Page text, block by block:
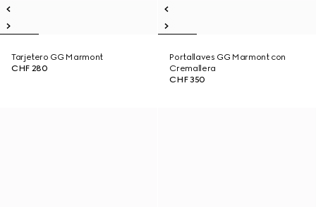
Tarjetero GG Marmont
CHF 280
Portallaves GG Marmont con
Cremallera
CHF 350